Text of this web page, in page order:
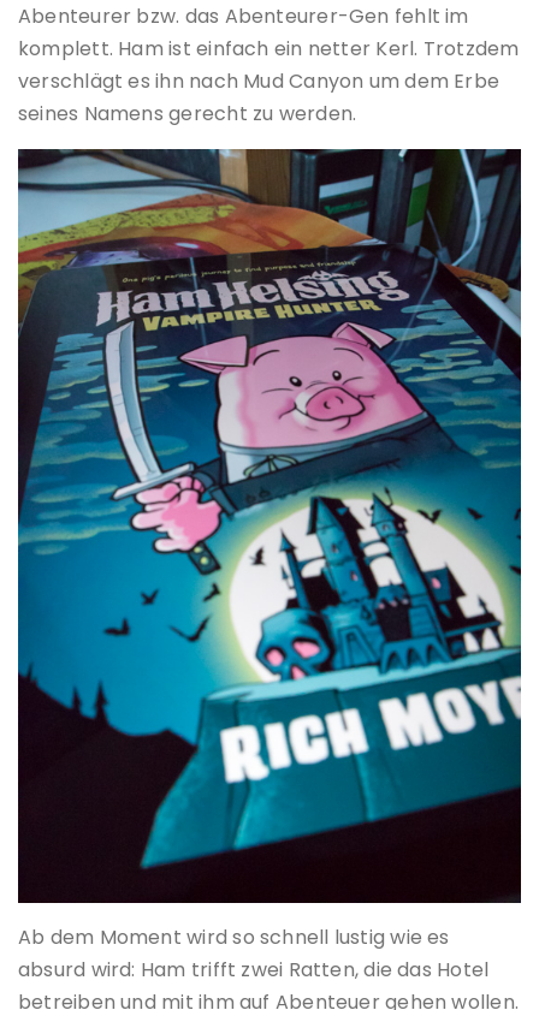
Abenteurer bzw. das Abenteurer-Gen fehlt im
komplett. Ham ist einfach ein netter Kerl. Trotzdem
verschlägt es ihn nach Mud Canyon um dem Erbe
seines Namens gerecht zu werden.
Ab dem Moment wird so schnell lustig wie es
absurd wird: Ham trifft zwei Ratten, die das Hotel
betreiben und mit ihm auf Abenteuer gehen wollen.